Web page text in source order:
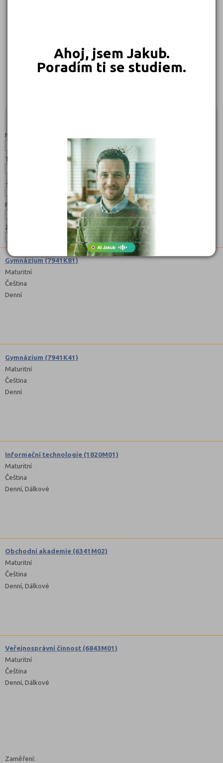
Ahoj, jsem Jakub.
Poradím ti se studiem.
Název:
Typ:
Jazyk:
Forma:
Zaměření:
Gymnázium (7941K81)
Maturitní
Čeština
Denní
Gymnázium (7941K41)
Maturitní
Čeština
Denní
Informační technologie (1820M01)
Maturitní
Čeština
Denní, Dálkové
Obchodní akademie (6341M02)
Maturitní
Čeština
Denní, Dálkové
Veřejnosprávní činnost (6843M01)
Maturitní
Čeština
Denní, Dálkové
Zaměření: